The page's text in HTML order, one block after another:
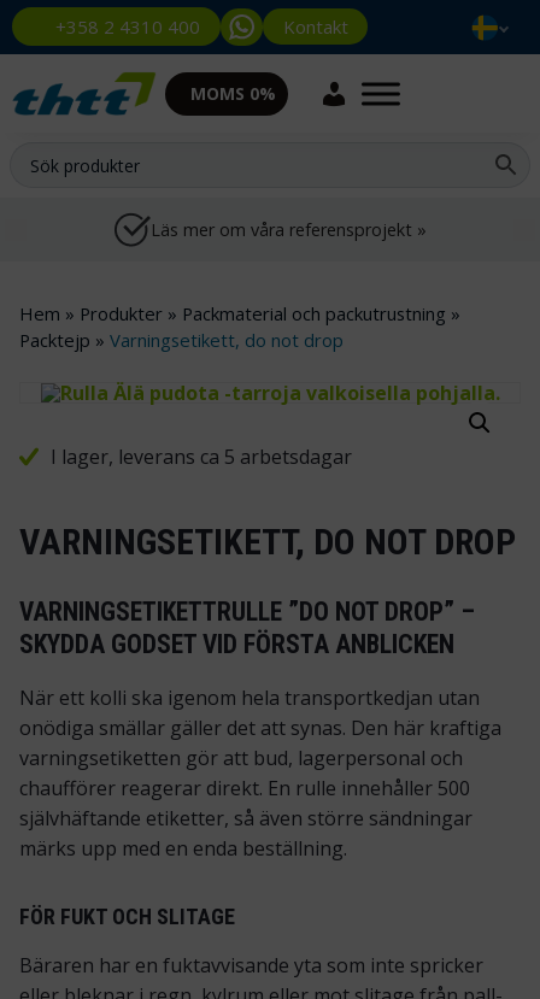
+358 2 4310 400 Kontakt
MOMS 0%
Läs mer om våra referensprojekt »
Hem » Produkter » Packmaterial och packutrustning »
Packtejp » Varningsetikett, do not drop
I lager, leverans ca 5 arbetsdagar
VARNINGSETIKETT, DO NOT DROP
VARNINGSETIKETTRULLE ”DO NOT DROP” –
SKYDDA GODSET VID FÖRSTA ANBLICKEN
När ett kolli ska igenom hela transportkedjan utan
onödiga smällar gäller det att synas. Den här kraftiga
varningsetiketten gör att bud, lagerpersonal och
chaufförer reagerar direkt. En rulle innehåller 500
självhäftande etiketter, så även större sändningar
märks upp med en enda beställning.
FÖR FUKT OCH SLITAGE
Bäraren har en fuktavvisande yta som inte spricker